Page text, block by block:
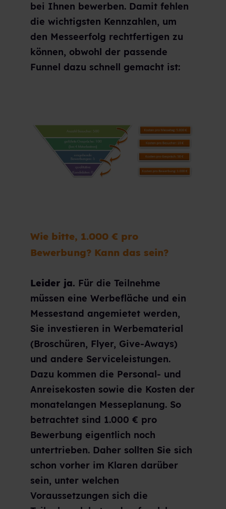
bei Ihnen bewerben. Damit fehlen
die wichtigsten Kennzahlen, um
den Messeerfolg rechtfertigen zu
können, obwohl der passende
Funnel dazu schnell gemacht ist:
Wie bitte, 1.000 € pro
Bewerbung? Kann das sein?
Leider ja. Für die Teilnehme
müssen eine Werbefläche und ein
Messestand angemietet werden,
Sie investieren in Werbematerial
(Broschüren, Flyer, Give-Aways)
und andere Serviceleistungen.
Dazu kommen die Personal- und
Anreisekosten sowie die Kosten der
monatelangen Messeplanung. So
betrachtet sind 1.000 € pro
Bewerbung eigentlich noch
untertrieben. Daher sollten Sie sich
schon vorher im Klaren darüber
sein, unter welchen
Voraussetzungen sich die